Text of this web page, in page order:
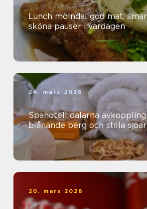
Lunch mölndal god mat, smarta val och
sköna pauser i vardagen
24. mars 2026
Spahotell dalarna avkoppling bland
blånande berg och stilla sjöar
20. mars 2026